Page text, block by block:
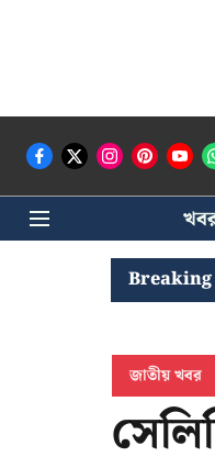
Breaking
ঘোষের খোঁজে সিপিআইএম সদর
জাতীয় খবর